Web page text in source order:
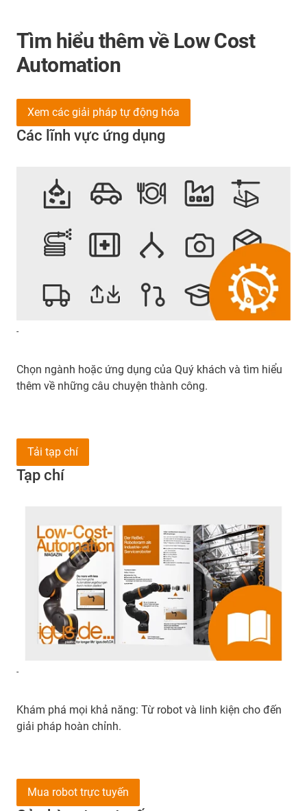
Tìm hiểu thêm về Low Cost
Automation
Các lĩnh vực ứng dụng
-
Chọn ngành hoặc ứng dụng của Quý khách và tìm hiểu
thêm về những câu chuyện thành công.
Xem các giải pháp tự động hóa
Tạp chí
-
Khám phá mọi khả năng: Từ robot và linh kiện cho đến
giải pháp hoàn chỉnh.
Tải tạp chí
Mua robot trực tuyến